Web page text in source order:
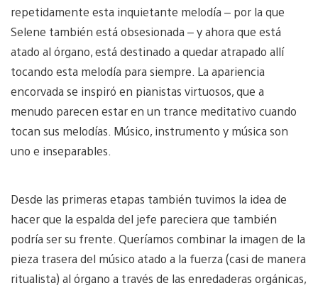
repetidamente esta inquietante melodía – por la que
Selene también está obsesionada – y ahora que está
atado al órgano, está destinado a quedar atrapado allí
tocando esta melodía para siempre. La apariencia
encorvada se inspiró en pianistas virtuosos, que a
menudo parecen estar en un trance meditativo cuando
tocan sus melodías. Músico, instrumento y música son
uno e inseparables.
Desde las primeras etapas también tuvimos la idea de
hacer que la espalda del jefe pareciera que también
podría ser su frente. Queríamos combinar la imagen de la
pieza trasera del músico atado a la fuerza (casi de manera
ritualista) al órgano a través de las enredaderas orgánicas,